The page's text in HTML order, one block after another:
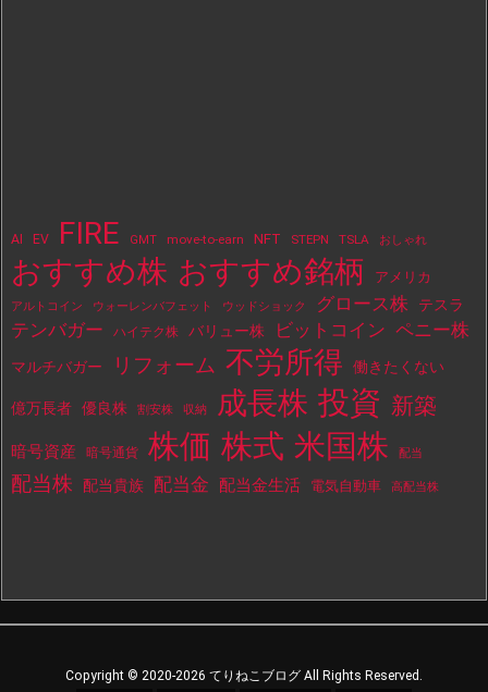
AI EV FIRE GMT move-to-earn NFT STEPN TSLA おしゃれ
おすすめ株 おすすめ銘柄 アメリカ
アルトコイン ウォーレンバフェット ウッドショック グロース株 テスラ
テンバガー ハイテク株 バリュー株 ビットコイン ペニー株
マルチバガー リフォーム 不労所得 働きたくない
億万長者 優良株 割安株 収納 成長株 投資 新築
暗号資産 暗号通貨 株価 株式 米国株 配当
配当株 配当貴族 配当金 配当金生活 電気自動車 高配当株
Copyright © 2020-2026 てりねこブログ All Rights Reserved.